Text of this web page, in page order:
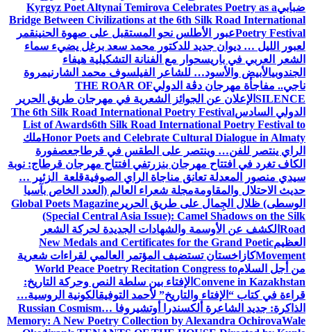
ضبابيKyrgyz Poet Altynai Temirova Celebrates Poetry as a
Bridge Between Civilizations at the 6th Silk Road International
Poetry Festivalعبور الأطلس نحو المستقبل على صهوة الحنينقمر
لعبور الليل … ديوان جديد للدكتور محمد سعد برغل يضيء سماء
الشعر العربي في باريسحوار مع الفنانة التشكيلية هيفاء
الجندوبيالأبيض والأسود… للشاعر الفيلسوف محمد الشارنيمروة
ناجي.. مفاجأة مهرجان دڨة الدوليTHE ROAR OF
SILENCE الإعلان عن الجوائز الشعرية في مهرجان طريق الحرير
الدولي السادسThe 6th Silk Road International Poetry Festival
List of Awards6th Silk Road International Poetry Festival to
Honor Poets and Celebrate Cultural Dialogue in Almatyملك
الراي ينتصر للفن… وينتصر على الطقس في قرطاجعصفورة
الكاف تغرد في افتتاح مهرجان بنزرتفي افتتاح مهرجان قرطاج: نوبة
سيدي منصور المعدلة تعانق مناجاة الراي الصوفيةقلعة الزئير …
حديث الاحتلال والمقاومةمجلة شعراء العالم (العدد الخاص بآسيا
الوسطى) ظلال الجِمال على طريق الحرير Global Poets Magazine
(Special Central Asia Issue): Camel Shadows on the Silk
Road الكشف عن الأوسمة والشهادات الجديدة لحركة الشعر
العظيمNew Medals and Certificates for the Grand Poetic
Movementكازاخستان تستضيف المؤتمر العالمي لقراءات شعرية
من أجل السلامWorld Peace Poetry Recitation Congress to
Convene in Kazakhstan الإفتاء بين سلطة النص وحركة التاريخ:
قراءة في كتاب “الإفتاء والتاريخ” لأحمد التوفيقالكونية الروسية…
الذاكرة: جديد الشاعرة ألكسندرا أوتشيروفا Russian Cosmism…
Memory: A New Poetry Collection by Alexandra OchirovaWale